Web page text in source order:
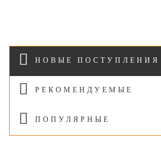
НОВЫЕ ПОСТУПЛЕНИЯ
РЕКОМЕНДУЕМЫЕ
ПОПУЛЯРНЫЕ